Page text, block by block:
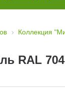
Коллекция
RAL